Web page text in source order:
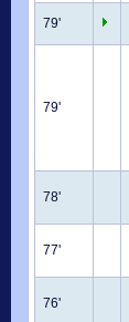
79'
79'
78'
77'
76'